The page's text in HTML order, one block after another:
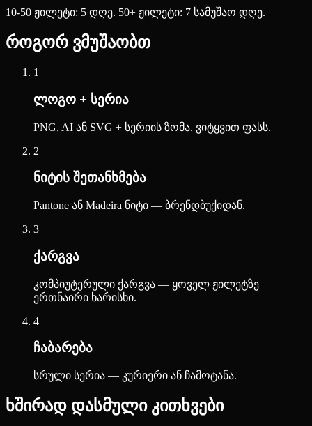
10-50 ჟილეტი: 5 დღე. 50+ ჟილეტი: 7 სამუშაო დღე.
როგორ ვმუშაობთ
1
ლოგო + სერია
PNG, AI ან SVG + სერიის ზომა. ვიტყვით ფასს.
2
ნიტის შეთანხმება
Pantone ან Madeira ნიტი — ბრენდბუქიდან.
3
ქარგვა
კომპიუტერული ქარგვა — ყოველ ჟილეტზე
ერთნაირი ხარისხი.
4
ჩაბარება
სრული სერია — კურიერი ან ჩამოტანა.
ხშირად დასმული კითხვები